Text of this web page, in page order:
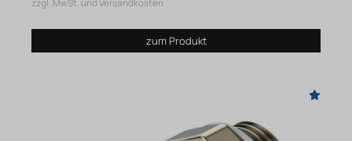
zzgl. MwSt. und Versandkosten
zum Produkt